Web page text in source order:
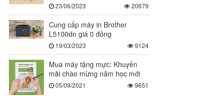
23/06/2023 20679
Cung cấp máy in Brother
L5100dn giá 0 đồng
19/03/2023 9124
Mua máy tặng mực: Khuyến
mãi chào mừng năm học mới
05/09/2021 9651